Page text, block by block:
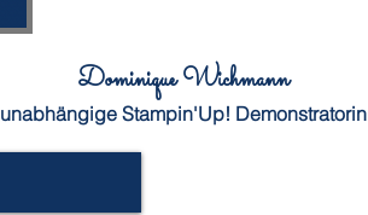
Dominique Wichmann
unabhängige Stampin'Up! Demonstratorin